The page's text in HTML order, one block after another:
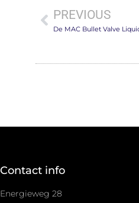
PREVIOUS
De MAC Bullet Valve
Contact info
Energieweg 28